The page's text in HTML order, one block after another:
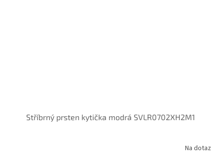
Stříbrný prsten kytička modrá SVLR0702XH2M1
Na dotaz